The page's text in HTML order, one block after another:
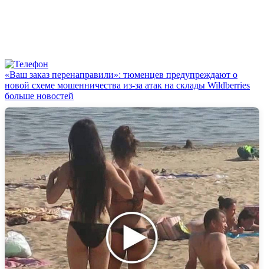
«Ваш заказ перенаправили»: тюменцев предупреждают о
новой схеме мошенничества из-за атак на склады Wildberries
больше новостей